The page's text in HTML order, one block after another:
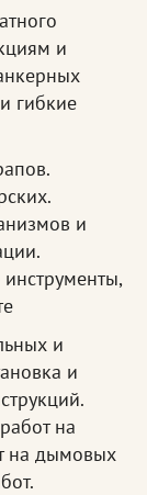
и
гибкие
и
и
и
на
на дымовых